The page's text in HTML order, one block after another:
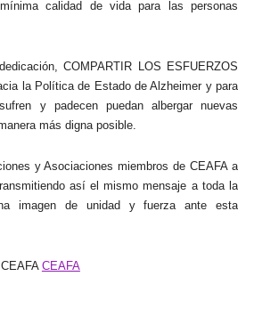
calidad de vida para las personas
COMPARTIR LOS ESFUERZOS
la Política de Estado de Alzheimer y para
y padecen puedan albergar nuevas
más digna posible.
y Asociaciones miembros de CEAFA a
así el mismo mensaje a toda la
imagen de unidad y fuerza ante esta
CEAFA